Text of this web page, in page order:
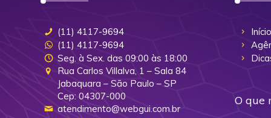
(11) 4117-9694
(11) 4117-9694
Seg. à Sex. das 09:00 às 18:00
Rua Carlos Villalva, 1 – Sala 84
Jabaquara – São Paulo – SP
Cep: 04307-000
atendimento@webgui.com.br
Início
O que